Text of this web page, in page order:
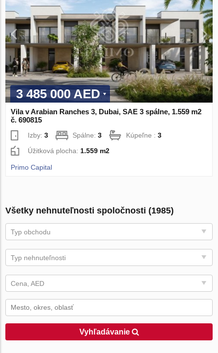
3 485 000 AED
Vila v Arabian Ranches 3, Dubai, SAE 3 spálne, 1.559 m2
č. 690815
Izby:3 Spálne:3 Kúpeľne :3
Úžitková plocha: 1.559 m2
Primo Capital
Všetky nehnuteľnosti spoločnosti (1985)
Typ obchodu
Typ nehnuteľnosti
Cena, AED
Vyhľadávanie